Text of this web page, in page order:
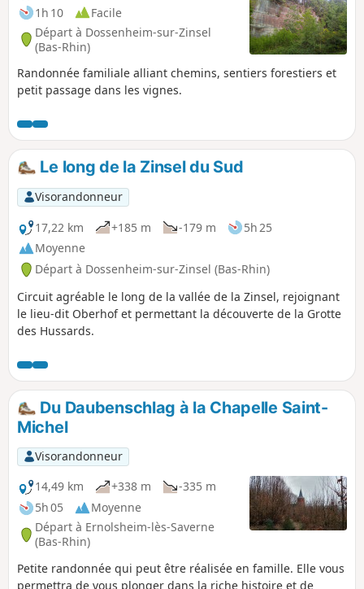
1h 10
Facile
Départ à Dossenheim-sur-Zinsel
(Bas-Rhin)
Randonnée familiale alliant chemins, sentiers forestiers et
petit passage dans les vignes.
Le long de la Zinsel du Sud
Visorandonneur
17,22 km
+185 m -179 m
5h 25
Moyenne
Départ à Dossenheim-sur-Zinsel (Bas-Rhin)
Circuit agréable le long de la vallée de la Zinsel, rejoignant
le lieu-dit Oberhof et permettant la découverte de la Grotte
des Hussards.
Du Daubenschlag à la Chapelle Saint-
Michel
Visorandonneur
14,49 km
+338 m
-335 m
5h 05
Moyenne
Départ à Ernolsheim-lès-Saverne
(Bas-Rhin)
Petite randonnée qui peut être réalisée en famille. Elle vous
permettra de vous plonger dans la riche histoire et de